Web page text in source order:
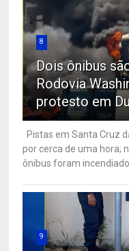
8
Dois ônibus
Rodovia
protesto em
Pistas em Santa Cruz
por cerca de uma hora;
ônibus foram
9